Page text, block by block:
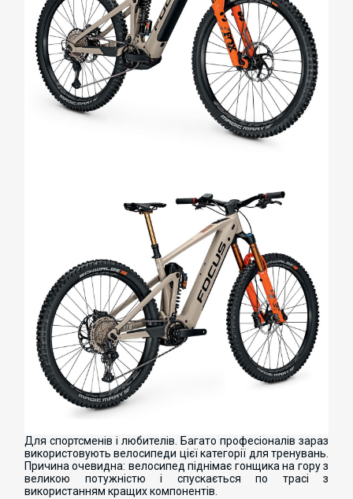
Для спортсменів і любителів. Багато професіоналів зараз
використовують велосипеди цієї категорії для тренувань.
Причина очевидна: велосипед піднімає гонщика на гору з
великою потужністю і спускається по трасі з
використанням кращих компонентів.